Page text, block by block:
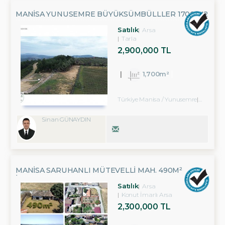
MANISA YUNUSEMRE BÜYÜKSÜMBÜLLLER 1700 M2
Satılık Arsa
Tarla
2,900,000 TL
1,700m²
Türkiye Manisa / Yunusemre /
Sinan GÜNAYDIN
MANISA SARUHANLI MÜTEVELLI MAH. 490M²
İMARLI ARSA
Satılık Arsa
Konut İmarlı Arsa
2,300,000 TL